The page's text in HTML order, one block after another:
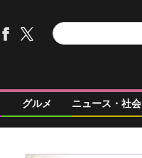
グルメ ニュース・社会